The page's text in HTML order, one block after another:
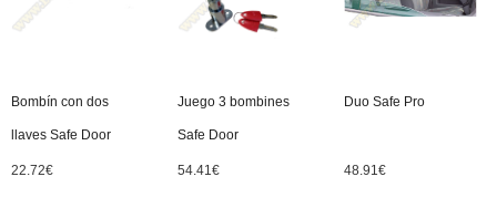
Bombín con dos
llaves Safe Door
22.72€
Juego 3 bombines
Safe Door
54.41€
Duo Safe Pro
48.91€